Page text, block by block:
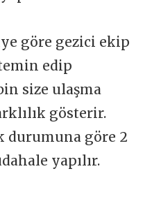
göre gezici ekip
edip
size ulaşma
gösterir.
durumuna göre 2
yapılır.